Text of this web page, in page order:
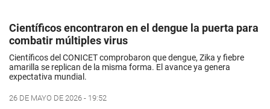
Científicos encontraron en el dengue la puerta para
combatir múltiples virus
Científicos del CONICET comprobaron que dengue, Zika y fiebre
amarilla se replican de la misma forma. El avance ya genera
expectativa mundial.
26 DE MAYO DE 2026 - 19:52